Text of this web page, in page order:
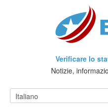
Verificare lo
Notizie,